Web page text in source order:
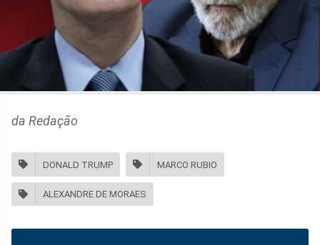
da Redação
DONALD TRUMP MARCO RUBIO
ALEXANDRE DE MORAES